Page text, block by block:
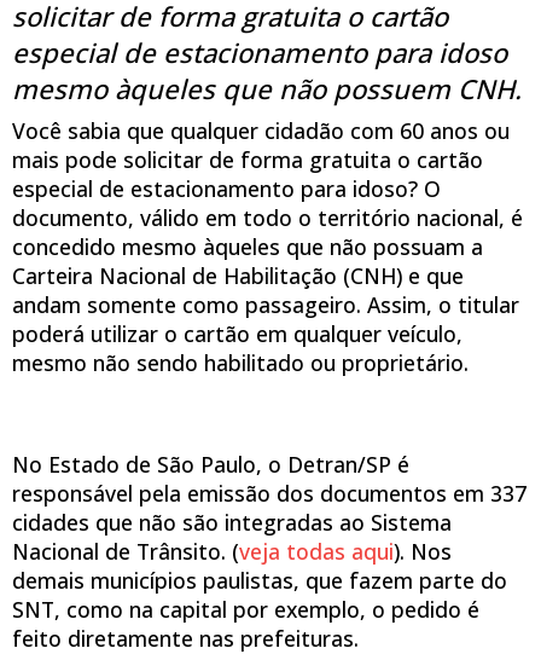
solicitar de forma gratuita o cartão
especial de estacionamento para idoso
mesmo àqueles que não possuem CNH.
Você sabia que qualquer cidadão com 60 anos ou
mais pode solicitar de forma gratuita o cartão
especial de estacionamento para idoso? O
documento, válido em todo o território nacional, é
concedido mesmo àqueles que não possuam a
Carteira Nacional de Habilitação (CNH) e que
andam somente como passageiro. Assim, o titular
poderá utilizar o cartão em qualquer veículo,
mesmo não sendo habilitado ou proprietário.
No Estado de São Paulo, o Detran/SP é
responsável pela emissão dos documentos em 337
cidades que não são integradas ao Sistema
Nacional de Trânsito. (veja todas aqui). Nos
demais municípios paulistas, que fazem parte do
SNT, como na capital por exemplo, o pedido é
feito diretamente nas prefeituras.